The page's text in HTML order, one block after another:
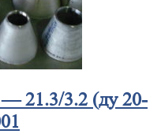
21.3/3.2 (ду 20-